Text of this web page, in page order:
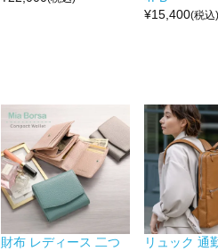
¥15,400(税込)
財布 レディース 二つ
リュック 通